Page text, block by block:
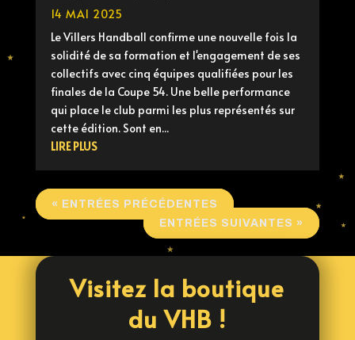
14 MAI 2025
Le Villers Handball confirme une nouvelle fois la
solidité de sa formation et l'engagement de ses
collectifs avec cinq équipes qualifiées pour les
finales de la Coupe 54. Une belle performance
qui place le club parmi les plus représentés sur
cette édition. Sont en...
LIRE PLUS
« ENTRÉES PRÉCÉDENTES
ENTRÉES SUIVANTES »
Visitez la boutique
du VHB !